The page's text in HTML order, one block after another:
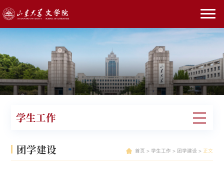
学生工作
团学建设 首页 > 学生工作 > 团学建设 > 正文